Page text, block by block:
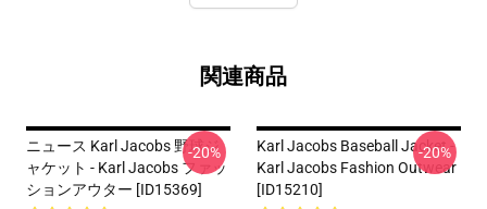
関連商品
ニュース Karl Jacobs 野球ジ
ャケット - Karl Jacobs ファッ
ションアウター [ID15369]
-20%
Karl Jacobs Baseball Jacket -
Karl Jacobs Fashion Outwear
[ID15210]
-20%